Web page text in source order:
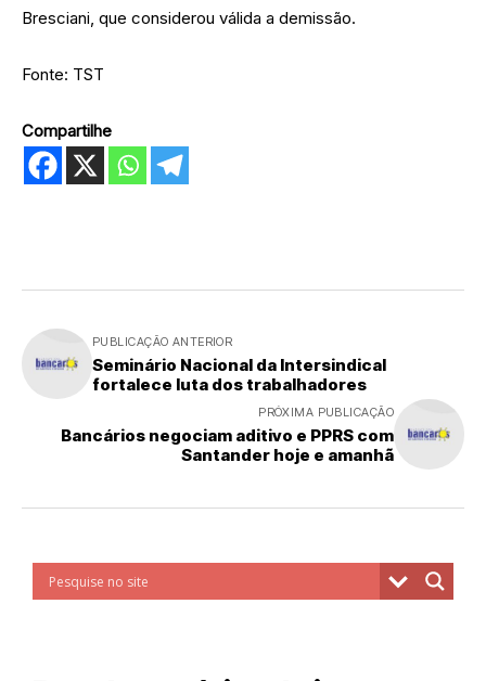
Bresciani, que considerou válida a demissão.
Fonte: TST
Compartilhe
PUBLICAÇÃO ANTERIOR
Seminário Nacional da Intersindical
fortalece luta dos trabalhadores
PRÓXIMA PUBLICAÇÃO
Bancários negociam aditivo e PPRS com
Santander hoje e amanhã